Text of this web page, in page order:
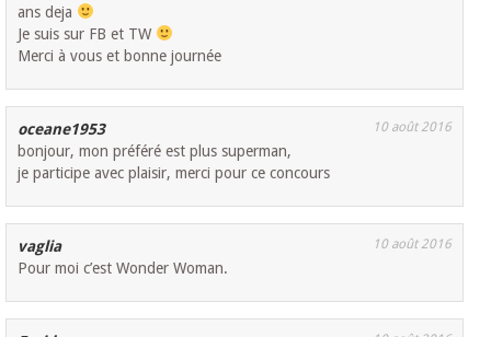
ans deja
Je suis sur FB et TW
Merci à vous et bonne journée
oceane1953 10 août 2016
bonjour, mon préféré est plus superman,
je participe avec plaisir, merci pour ce concours
vaglia 10 août 2016
Pour moi c’est Wonder Woman.